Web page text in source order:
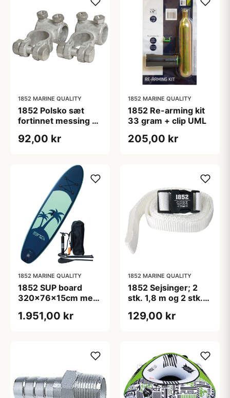
1852 MARINE QUALITY
1852 Polsko sæt
fortinnet messing op
92,00 kr
1852 MARINE QUALITY
1852 Re-arming kit
33 gram + clip UML
205,00 kr
1852 MARINE QUALITY
1852 SUP board
320x76x15cm med
paddle & rep
1.951,00 kr
1852 MARINE QUALITY
1852 Sejsinger; 2
stk. 1,8 m og 2 stk.
clips
129,00 kr